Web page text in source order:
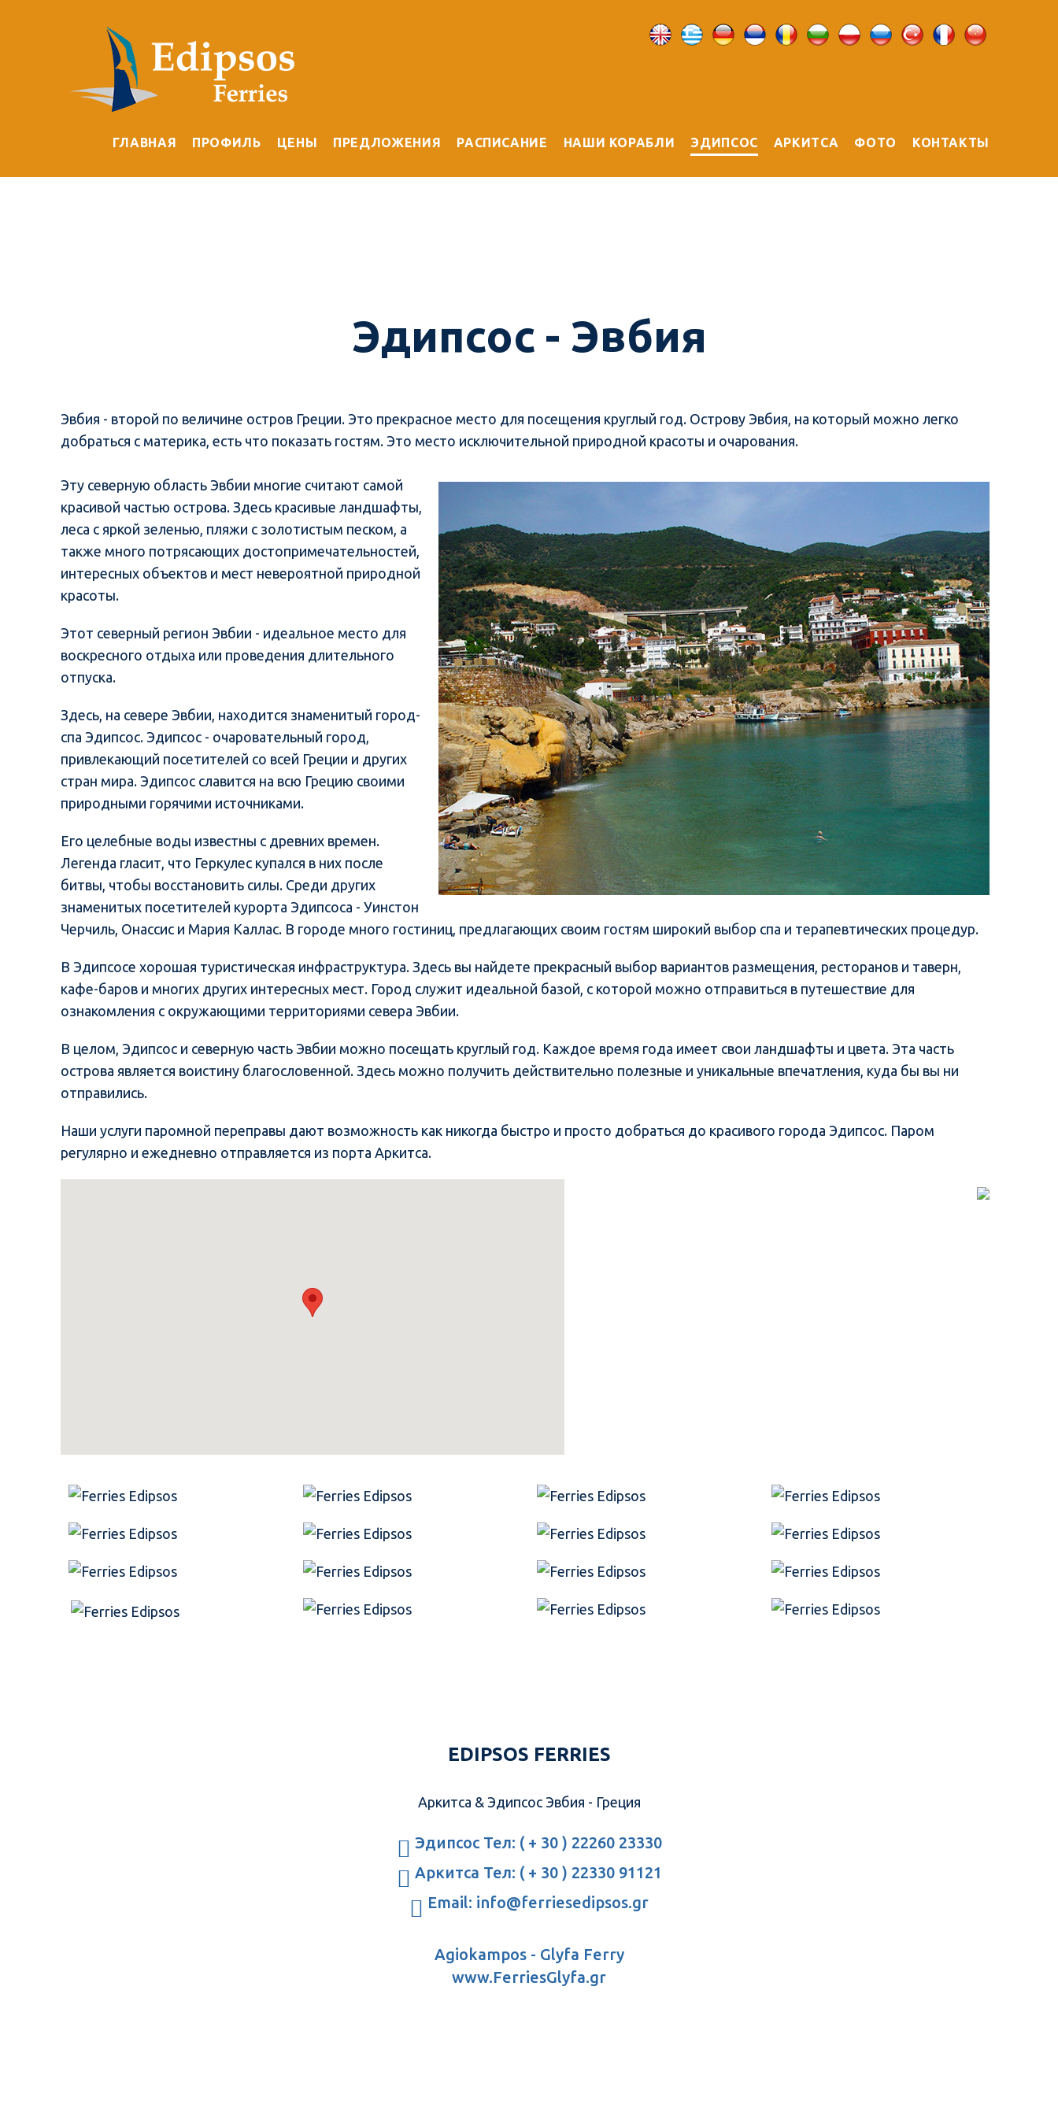
ГЛАВНАЯ ПРОФИЛЬ ЦЕНЫ ПРЕДЛОЖЕНИЯ РАСПИСАНИЕ НАШИ КОРАБЛИ ЭДИПСОС АРКИТСА ФОТО КОНТАКТЫ
Эдипсос - Эвбия
Эвбия - второй по величине остров Греции. Это прекрасное место для посещения круглый год. Острову Эвбия, на который можно легко
добраться с материка, есть что показать гостям. Это место исключительной природной красоты и очарования.
Эту северную область Эвбии многие считают самой
красивой частью острова. Здесь красивые ландшафты,
леса с яркой зеленью, пляжи с золотистым песком, а
также много потрясающих достопримечательностей,
интересных объектов и мест невероятной природной
красоты.
Этот северный регион Эвбии - идеальное место для
воскресного отдыха или проведения длительного
отпуска.
Здесь, на севере Эвбии, находится знаменитый город-
спа Эдипсос. Эдипсос - очаровательный город,
привлекающий посетителей со всей Греции и других
стран мира. Эдипсос славится на всю Грецию своими
природными горячими источниками.
Его целебные воды известны с древних времен.
Легенда гласит, что Геркулес купался в них после
битвы, чтобы восстановить силы. Среди других
знаменитых посетителей курорта Эдипсоса - Уинстон
Черчиль, Онассис и Мария Каллас. В городе много гостиниц, предлагающих своим гостям широкий выбор спа и терапевтических процедур.
В Эдипсосе хорошая туристическая инфраструктура. Здесь вы найдете прекрасный выбор вариантов размещения, ресторанов и таверн,
кафе-баров и многих других интересных мест. Город служит идеальной базой, с которой можно отправиться в путешествие для
ознакомления с окружающими территориями севера Эвбии.
В целом, Эдипсос и северную часть Эвбии можно посещать круглый год. Каждое время года имеет свои ландшафты и цвета. Эта часть
острова является воистину благословенной. Здесь можно получить действительно полезные и уникальные впечатления, куда бы вы ни
отправились.
Наши услуги паромной переправы дают возможность как никогда быстро и просто добраться до красивого города Эдипсос. Паром
регулярно и ежедневно отправляется из порта Аркитса.
EDIPSOS FERRIES
Аркитса & Эдипсос Эвбия - Греция
Эдипсос Тел: ( + 30 ) 22260 23330
Аркитса Тел: ( + 30 ) 22330 91121
Email: info@ferriesedipsos.gr
Agiokampos - Glyfa Ferry
www.FerriesGlyfa.gr